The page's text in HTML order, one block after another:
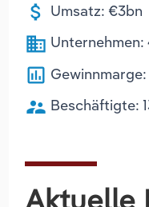
attach_money Umsatz: €3bn
business Unternehmen:
poll Gewinnmarge:
supervisor_account Beschäftigte:
Aktuelle